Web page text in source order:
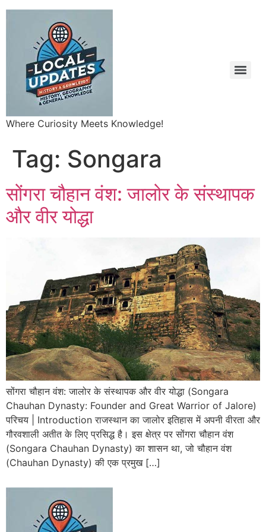
Where Curiosity Meets Knowledge!
Tag: Songara
सोंगरा चौहान वंश: जालोर के संस्थापक
और वीर योद्धा
सोंगरा चौहान वंश: जालोर के संस्थापक और वीर योद्धा (Songara
Chauhan Dynasty: Founder and Great Warrior of Jalore)
परिचय | Introduction राजस्थान का जालोर इतिहास में अपनी वीरता और
गौरवशाली अतीत के लिए प्रसिद्ध है। इस क्षेत्र पर सोंगरा चौहान वंश
(Songara Chauhan Dynasty) का शासन था, जो चौहान वंश
(Chauhan Dynasty) की एक प्रमुख […]